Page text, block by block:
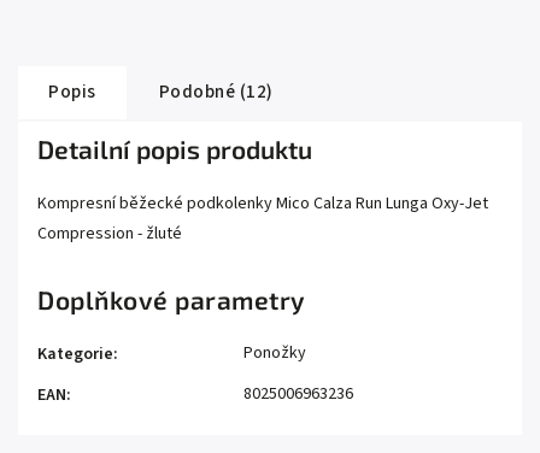
Popis Podobné (12)
Detailní popis produktu
Kompresní běžecké podkolenky Mico Calza Run Lunga Oxy-Jet
Compression - žluté
Doplňkové parametry
Kategorie:
Ponožky
EAN: 8025006963236